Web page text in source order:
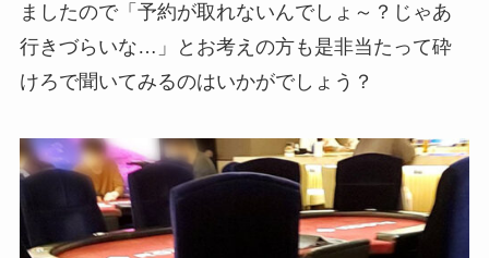
ましたので「予約が取れないんでしょ～？じゃあ
行きづらいな…」とお考えの方も是非当たって砕
けろで聞いてみるのはいかがでしょう？